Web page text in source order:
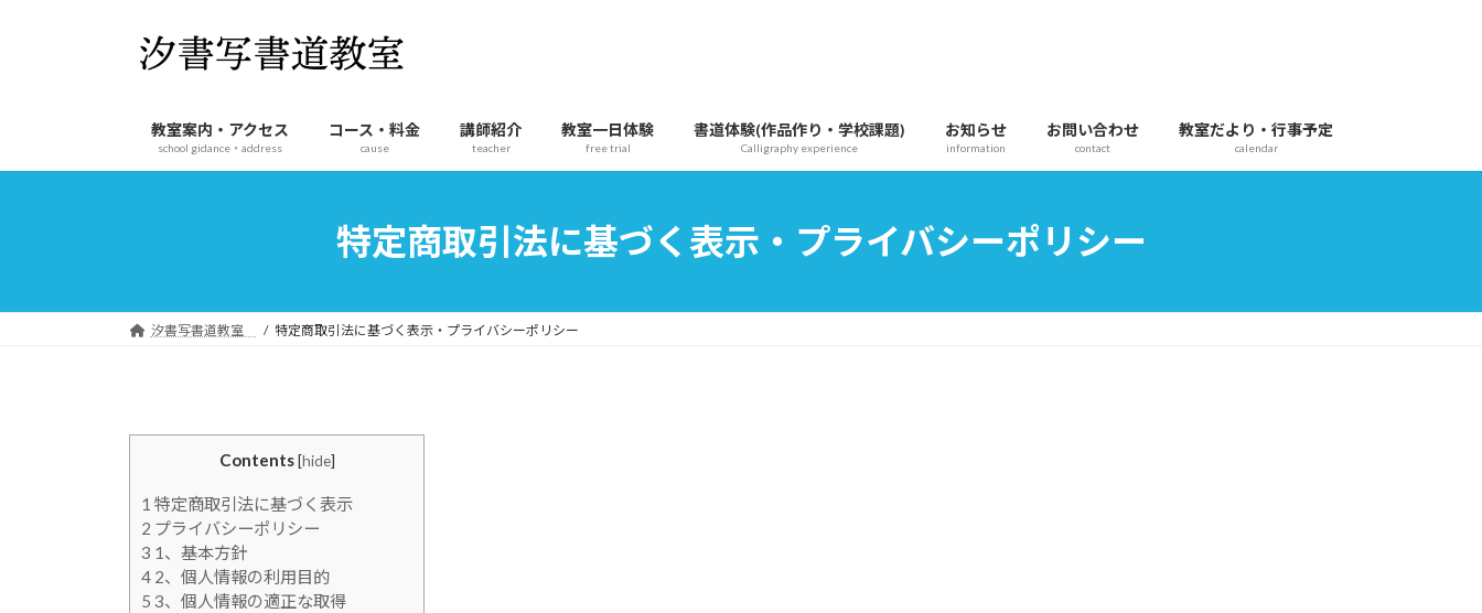
ス
ン
教室案内・アクセス
school gidance・address
コース・料金
cause
講師紹介
teacher
教室一日体験
free trial
書道体験(作品作り・学校課題)
Calligraphy experience
お知らせ
information
お問い合わせ
contact
教室だより・行事予定
calendar
特定商取引法に基づく表示・プライバシーポリシー
汐書写書道教室 特定商取引法に基づく表示・プライバシーポリシー
Contents [hide]
1 特定商取引法に基づく表示
2 プライバシーポリシー
3 1、基本方針
4 2、個人情報の利用目的
5 3、個人情報の適正な取得